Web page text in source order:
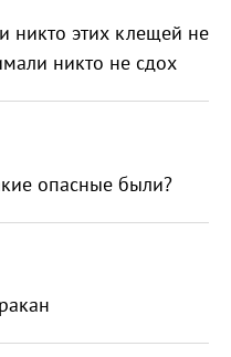
никто этих клещей не
никто не сдох
опасные были?